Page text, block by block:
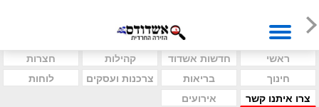
ראשי חדשות אשדוד קהילות
חצרות
חינוך
בריאות צרכנות ועסקים
לוחות
צרו איתנו קשר
אירועים